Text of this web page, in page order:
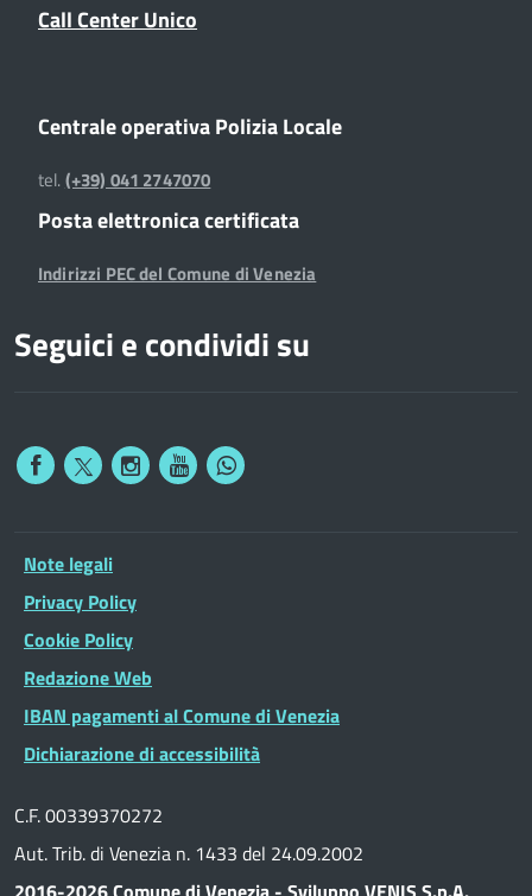
Call Center Unico
Centrale operativa Polizia Locale
tel.(+39) 041 2747070
Posta elettronica certificata
Indirizzi PEC del Comune di Venezia
Seguici e condividi su
Note legali
Privacy Policy
Cookie Policy
Redazione Web
IBAN pagamenti al Comune di Venezia
Dichiarazione di accessibilità
C.F. 00339370272
Aut. Trib. di Venezia n. 1433 del 24.09.2002